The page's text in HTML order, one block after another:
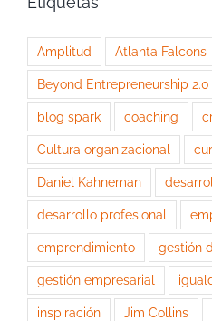
Amplitud Atlanta Falcons
Beyond Entrepreneurship 2.0
blog spark coaching
Cultura organizacional
Daniel Kahneman
desarrollo profesional
emprendimiento gestión
gestión empresarial
inspiración Jim Collins